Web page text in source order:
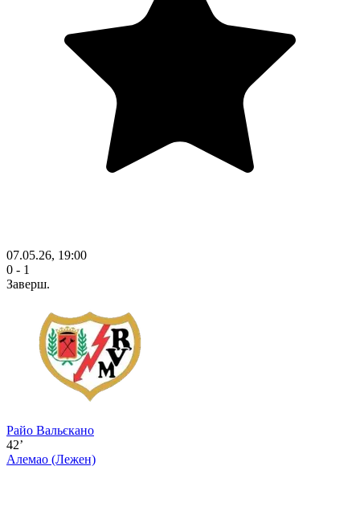
07.05.26, 19:00
0 - 1
Заверш.
Райо Вальєкано
42’
Алемао (Лежен)